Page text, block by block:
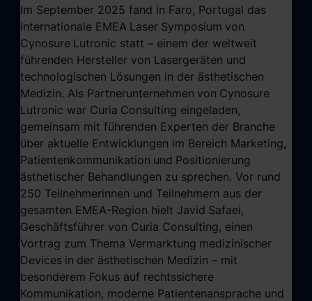
Im September 2025 fand in Faro, Portugal das
internationale EMEA Laser Symposium von
Cynosure Lutronic statt – einem der weltweit
führenden Hersteller von Lasergeräten und
technologischen Lösungen in der ästhetischen
Medizin. Als Partnerunternehmen von Cynosure
Lutronic war Curia Consulting eingeladen,
gemeinsam mit führenden Experten der Branche
über aktuelle Entwicklungen im Bereich Marketing,
Patientenkommunikation und Positionierung
ästhetischer Behandlungen zu sprechen. Vor rund
250 Teilnehmerinnen und Teilnehmern aus der
gesamten EMEA-Region hielt Javid Safaei,
Geschäftsführer von Curia Consulting, einen
Vortrag zum Thema Vermarktung medizinischer
Devices in der ästhetischen Medizin – mit
besonderem Fokus auf rechtssichere
Kommunikation, moderne Patientenansprache und